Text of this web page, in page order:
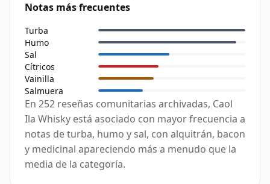
Notas más frecuentes
Turba
Humo
Sal
Cítricos
Vainilla
Salmuera
En 252 reseñas comunitarias archivadas, Caol
Ila Whisky está asociado con mayor frecuencia a
notas de turba, humo y sal, con alquitrán, bacon
y medicinal apareciendo más a menudo que la
media de la categoría.